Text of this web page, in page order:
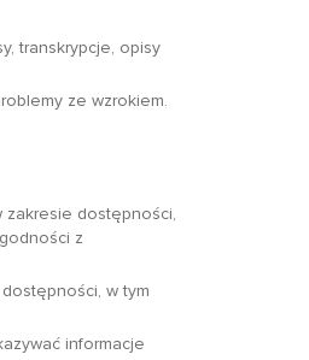
transkrypcje, opisy
ze wzrokiem.
zakresie dostępności,
z
w tym
informacje